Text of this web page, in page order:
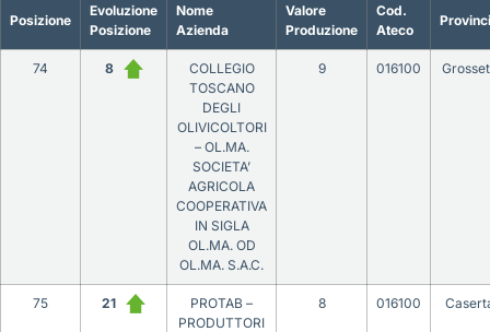
Posizione
Evoluzione
Posizione
Nome
Azienda
Valore
Produzione
Cod.
Ateco
74 8
COLLEGIO
TOSCANO
DEGLI
OLIVICOLTORI
– OL.MA.
SOCIETA’
AGRICOLA
COOPERATIVA
IN SIGLA
OL.MA. OD
OL.MA. S.A.C.
9 016100
75 21
PROTAB –
PRODUTTORI
8 016100